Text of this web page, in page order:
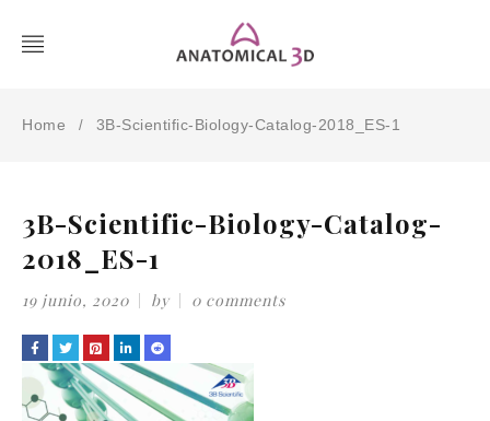
Home / 3B-Scientific-Biology-Catalog-2018_ES-1
3B-Scientific-Biology-Catalog-
2018_ES-1
19 junio, 2020 by 0 comments